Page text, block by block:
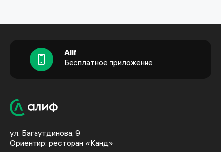
Alif
Бесплатное приложение
ул. Багаутдинова, 9
Ориентир: ресторан «Канд»